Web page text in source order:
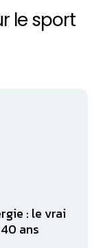
le sport
: le vrai
ans